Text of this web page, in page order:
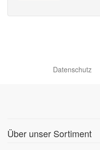
Datenschutz
Über unser Sortiment